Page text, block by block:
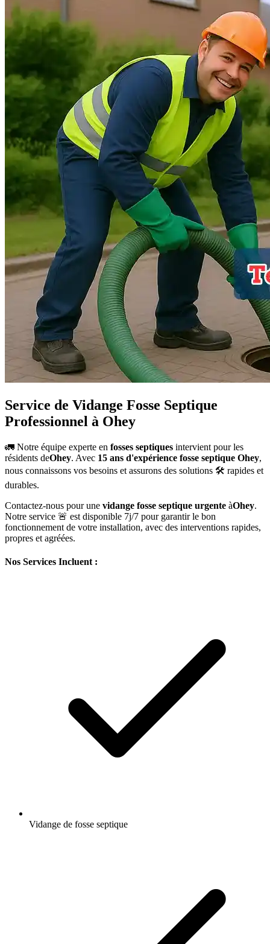
Service de Vidange Fosse Septique
Professionnel à Ohey
🚛 Notre équipe experte en fosses septiques intervient pour les
résidents deOhey. Avec 15 ans d'expérience fosse septique Ohey,
nous connaissons vos besoins et assurons des solutions 🛠️ rapides et
durables.
Contactez-nous pour une vidange fosse septique urgente àOhey.
Notre service 🚨 est disponible 7j/7 pour garantir le bon
fonctionnement de votre installation, avec des interventions rapides,
propres et agréées.
Nos Services Incluent :
Vidange de fosse septique